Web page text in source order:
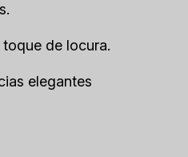
de locura.
elegantes